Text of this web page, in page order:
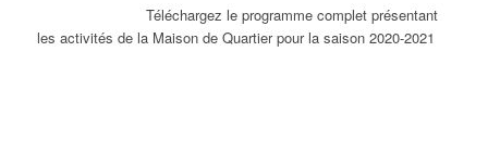
Téléchargez le programme complet présentant
les activités de la Maison de Quartier pour la saison 2020-2021